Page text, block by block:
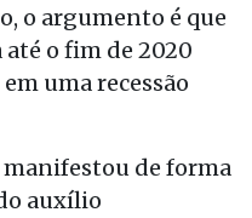
o argumento é que
o fim de 2020
uma recessão
manifestou de forma
auxílio